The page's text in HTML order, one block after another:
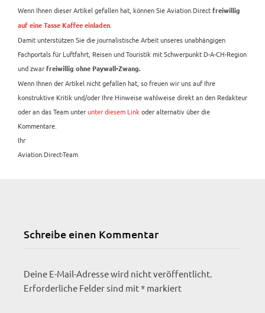
Wenn Ihnen dieser Artikel gefallen hat, können Sie Aviation.Direct freiwillig
auf eine Tasse Kaffee einladen
Damit unterstützen Sie die journalistische Arbeit unseres unabhängigen
Fachportals für Luftfahrt, Reisen und Touristik mit Schwerpunkt D-A-CH-Region
und zwar freiwillig ohne Paywall-Zwang.
Wenn Ihnen der Artikel nicht gefallen hat, so freuen wir uns auf Ihre
konstruktive Kritik und/oder Ihre Hinweise wahlweise direkt an den Redakteur
oder an das Team unterunter diesem Link oder alternativ über die
Kommentare.
Ihr
Aviation.Direct-Team
Schreibe einen Kommentar
Deine E-Mail-Adresse wird nicht veröffentlicht.
Erforderliche Felder sind mit* markiert